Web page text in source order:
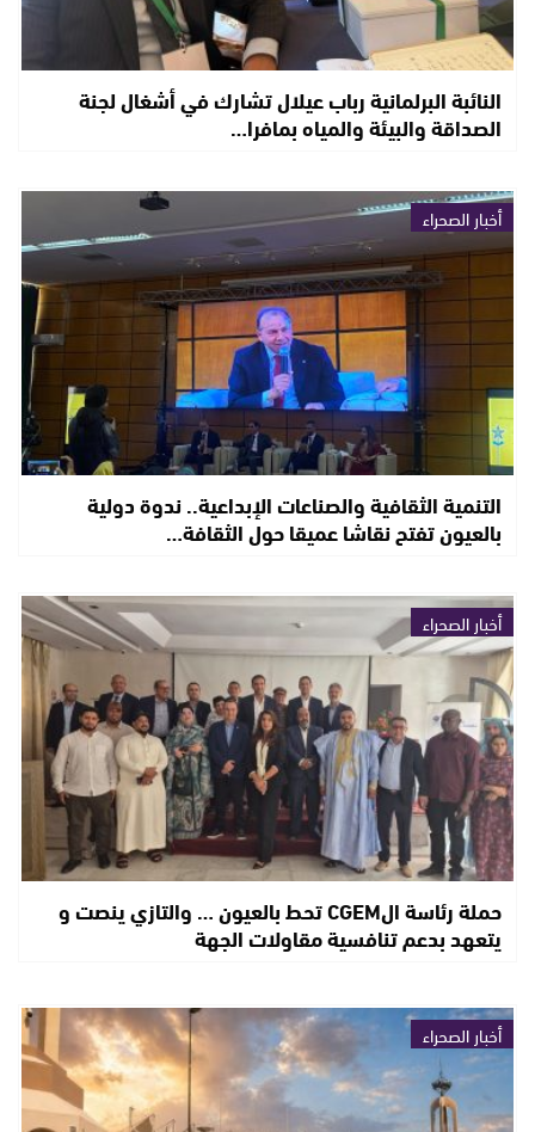
النائبة البرلمانية رباب عيلال تشارك في أشغال لجنة
الصداقة والبيئة والمياه بمافرا…
أخبار الصحراء
التنمية الثقافية والصناعات الإبداعية.. ندوة دولية
بالعيون تفتح نقاشا عميقا حول الثقافة…
أخبار الصحراء
حملة رئاسة الCGEM تحط بالعيون … والتازي ينصت و
يتعهد بدعم تنافسية مقاولات الجهة
أخبار الصحراء